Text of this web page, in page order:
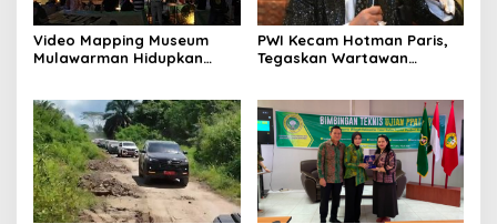
Video Mapping Museum
Mulawarman Hidupkan
PWI Kecam Hotman Paris,
Tegaskan Wartawan